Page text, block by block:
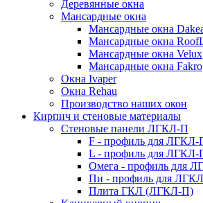
Деревянные окна
Мансардные окна
Мансардные окна
Мансардные окна
Мансардные окна Velux
Мансардные окна Fakro
Окна Ivaper
Окна Rehau
Производство наших окон
Кирпич и стеновые материалы
Стеновые панели ЛГКЛ-П
F - профиль для ЛГКЛ-
L - профиль для ЛГКЛ-
Омега - профиль для
Пи - профиль для
Плита ГКЛ (ЛГКЛ-П)